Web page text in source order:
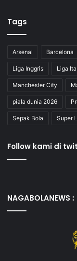
Tags
Arsenal Barcelona
Liga Inggris Liga
Manchester City
piala dunia 2026
Sepak Bola Super
Follow kami di
NAGABOLANEWS :